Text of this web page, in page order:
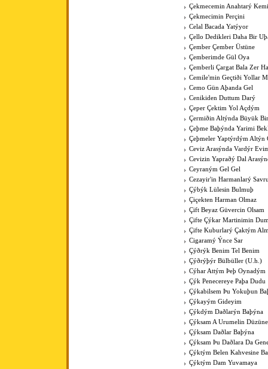
Çekmecemin Anahtarý
Çekmecimin Perçini
Celal Bacada Yatýyor
Çello Dedikleri Daha Bir
Çember Çember Üstüne
Çemberimde Gül Oya
Çemberli Çargat Bala Zer
Cemile'min Geçtiði Yollar
Cemo Gün Aþanda Gel
Cenikiden Duttum Darý
Çeper Çektim Yol Açdým
Çermiðin Altýnda Büyük
Çeþme Baþýnda Yarimi
Çeþmeler Yaptýrdým Altýn
Ceviz Arasýnda Vardýr
Cevizin Yapraðý Dal
Ceyraným Gel Gel
Cezayir'in Harmanlarý
Çýbýk Lülesin Bulmuþ
Çiçekten Harman Olmaz
Çift Beyaz Güvercin Olsam
Çifte Çýkar Martinimin
Çifte Kuburlarý Çaktým
Cigaramý Ýnce Sar
Çýðrýk Benim Tel Benim
Çýðrýþýr Bülbüller (U.h.)
Cýhar Attým Þeþ Oynadým
Çýk Penecereye Paþa Dudu
Çýkabilsem Þu Yokuþun
Çýkayým Gideyim
Çýkdým Daðlarýn Baþýna
Çýksam A Urumelin Düzüne
Çýksam Daðlar Baþýna
Çýksam Þu Daðlara Da
Çýktým Belen Kahvesine
Çýktým Dam Yuvamaya